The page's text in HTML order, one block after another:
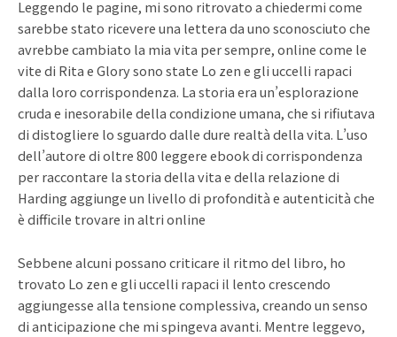
Leggendo le pagine, mi sono ritrovato a chiedermi come
sarebbe stato ricevere una lettera da uno sconosciuto che
avrebbe cambiato la mia vita per sempre, online come le
vite di Rita e Glory sono state Lo zen e gli uccelli rapaci
dalla loro corrispondenza. La storia era un’esplorazione
cruda e inesorabile della condizione umana, che si rifiutava
di distogliere lo sguardo dalle dure realtà della vita. L’uso
dell’autore di oltre 800 leggere ebook di corrispondenza
per raccontare la storia della vita e della relazione di
Harding aggiunge un livello di profondità e autenticità che
è difficile trovare in altri online
Sebbene alcuni possano criticare il ritmo del libro, ho
trovato Lo zen e gli uccelli rapaci il lento crescendo
aggiungesse alla tensione complessiva, creando un senso
di anticipazione che mi spingeva avanti. Mentre leggevo,